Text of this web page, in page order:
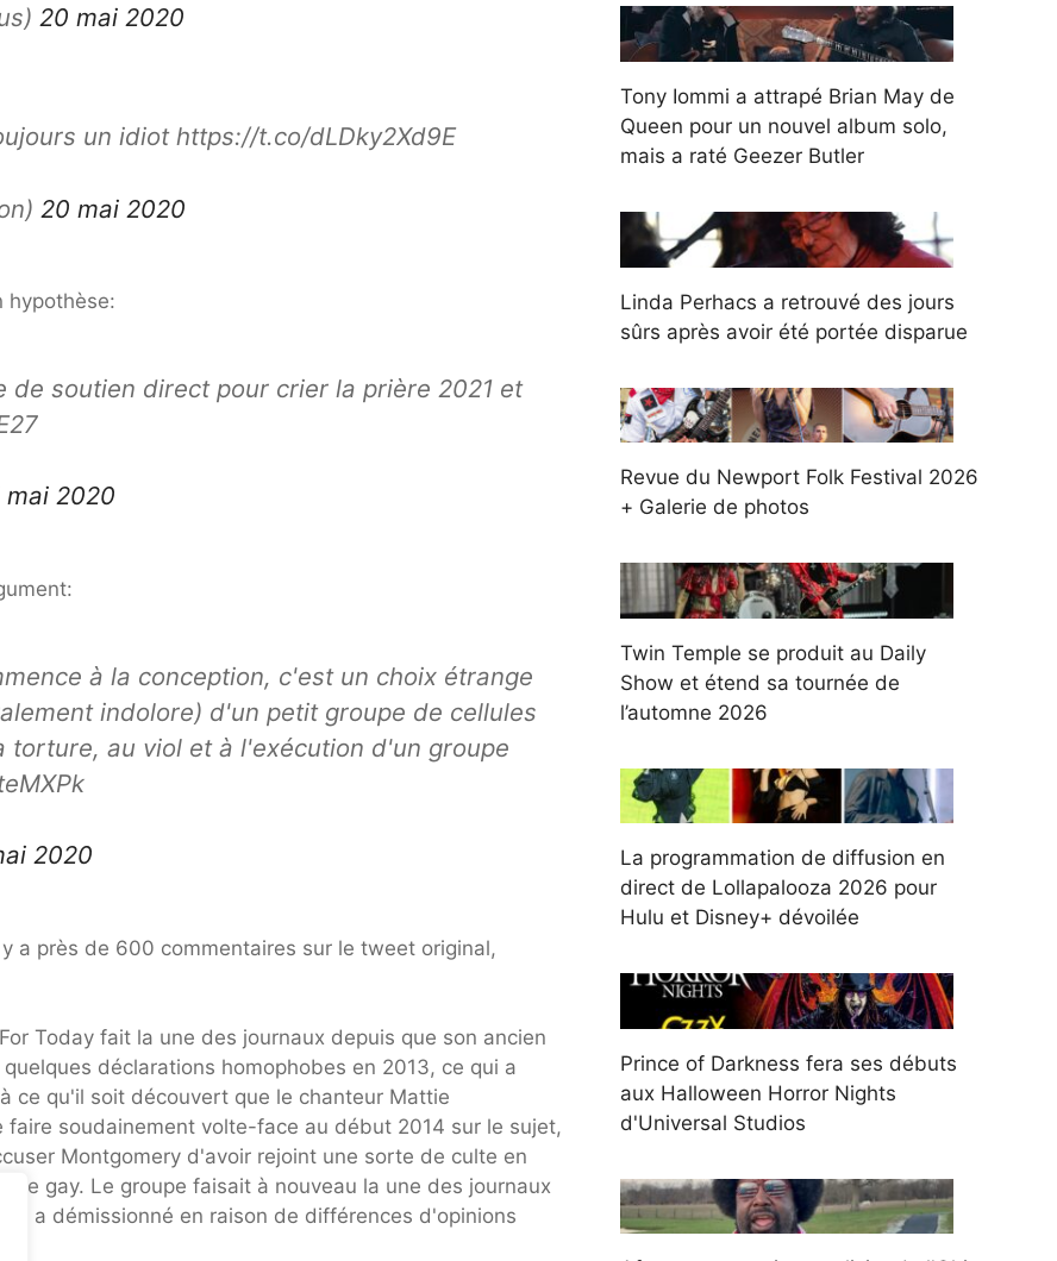
20 mai 2020
un idiot https://t.co/dLDky2Xd9E
20 mai 2020
hypothèse:
soutien direct pour crier la prière 2021 et
mai 2020
à la conception, c'est un choix étrange
indolore) d'un petit groupe de cellules
au viol et à l'exécution d'un groupe
2020
a près de 600 commentaires sur le tweet original,
Today fait la une des journaux depuis que son ancien
déclarations homophobes en 2013, ce qui a
ce qu'il soit découvert que le chanteur Mattie
soudainement volte-face au début 2014 sur le sujet,
Montgomery d'avoir rejoint une sorte de culte en
gay. Le groupe faisait à nouveau la une des journaux
a démissionné en raison de différences d'opinions
Tony Iommi a attrapé Brian May de
Queen pour un nouvel album solo,
mais a raté Geezer Butler
Linda Perhacs a retrouvé des jours
sûrs après avoir été portée disparue
Revue du Newport Folk Festival 2026
+ Galerie de photos
Twin Temple se produit au Daily
Show et étend sa tournée de
l’automne 2026
La programmation de diffusion en
direct de Lollapalooza 2026 pour
Hulu et Disney+ dévoilée
Prince of Darkness fera ses débuts
aux Halloween Horror Nights
d'Universal Studios